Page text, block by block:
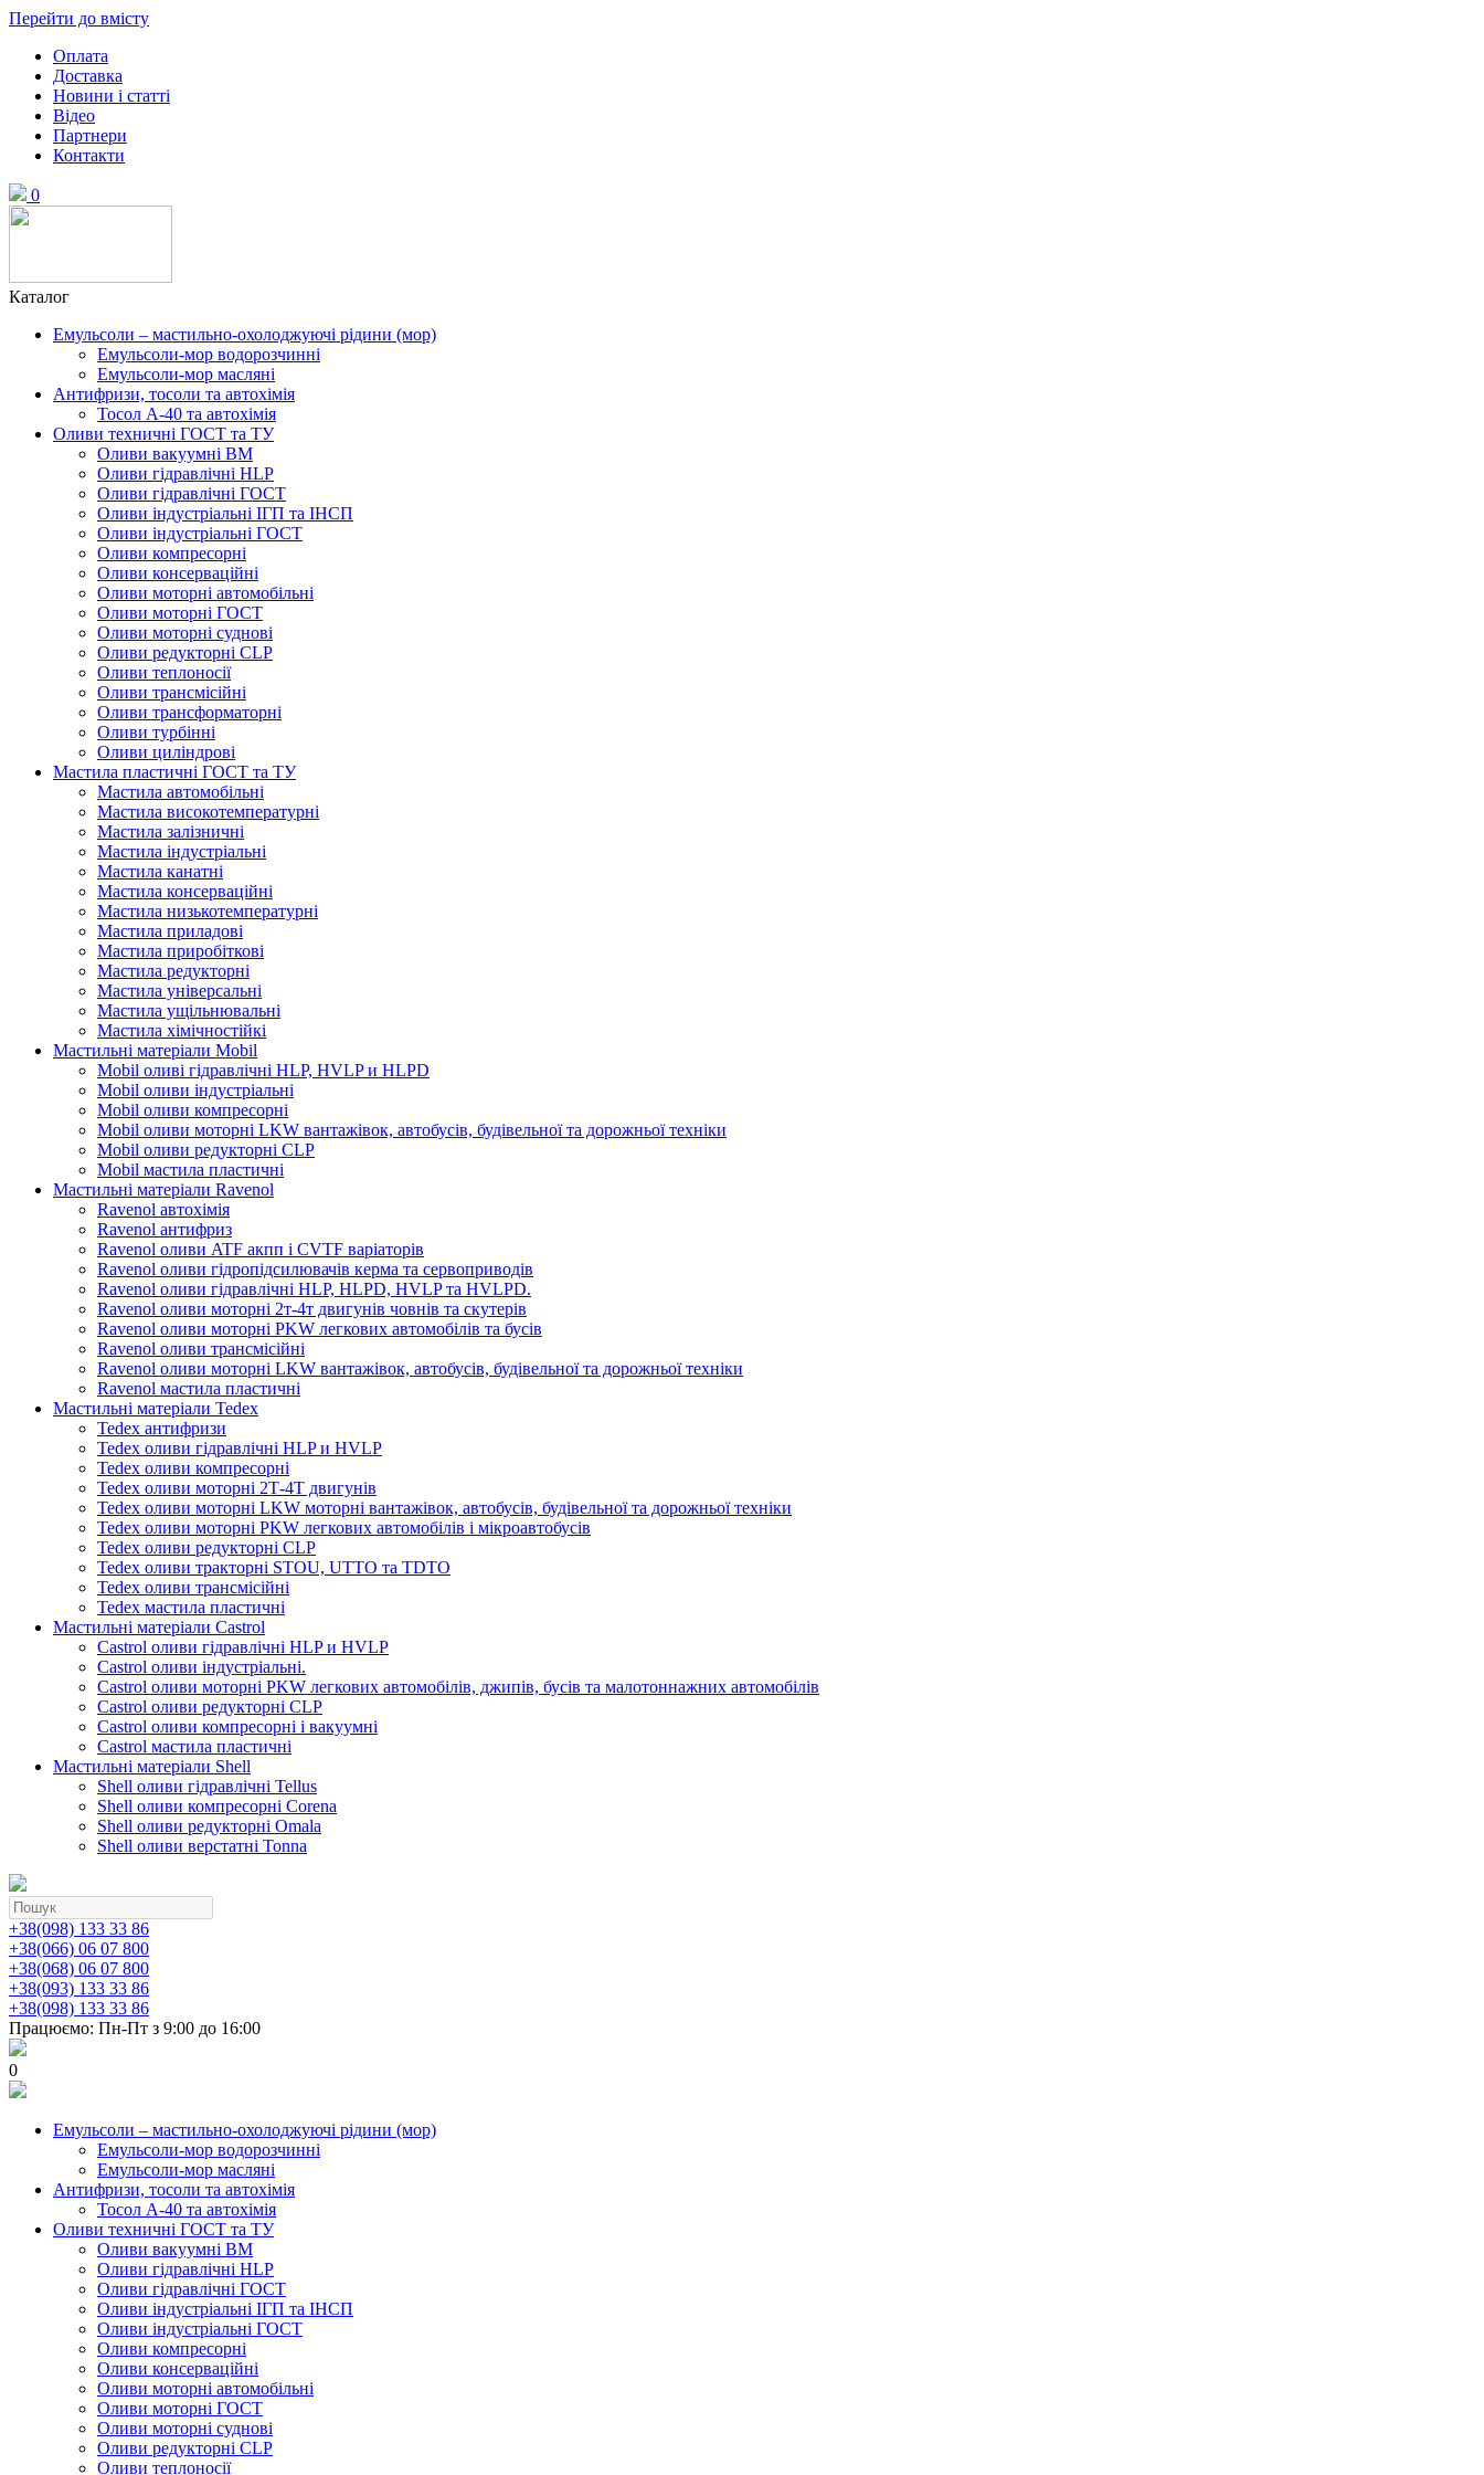
Перейти до вмісту
Оплата
Доставка
Новини і статті
Відео
Партнери
Контакти
0
Каталог
Емульсоли – мастильно-охолоджуючі рідини (мор)
Емульсоли-мор водорозчинні
Емульсоли-мор масляні
Антифризи, тосоли та автохімія
Тосол А-40 та автохімія
Оливи техничні ГОСТ та ТУ
Оливи вакуумні ВМ
Оливи гідравлічні HLP
Оливи гідравлічні ГОСТ
Оливи індустріальні ІГП та ІНСП
Оливи індустріальні ГОСТ
Оливи компресорні
Оливи консерваційні
Оливи моторні автомобільні
Оливи моторні ГОСТ
Оливи моторні суднові
Оливи редукторні CLP
Оливи теплоносії
Оливи трансмісійні
Оливи трансформаторні
Оливи турбінні
Оливи циліндрові
Мастила пластичні ГОСТ та ТУ
Мастила автомобільні
Мастила високотемпературні
Мастила залізничні
Мастила індустріальні
Мастила канатні
Мастила консерваційні
Мастила низькотемпературні
Мастила приладові
Мастила приробіткові
Мастила редукторні
Мастила універсальні
Мастила ущільнювальні
Мастила хімічностійкі
Мастильні матеріали Mobil
Mobil оливі гідравлічні HLP, HVLP и HLPD
Mobil оливи індустріальні
Mobil оливи компресорні
Mobil оливи моторні LKW вантажівок, автобусів, будівельної та дорожньої техніки
Mobil оливи редукторні CLP
Mobil мастила пластичні
Мастильні матеріали Ravenol
Ravenol автохімія
Ravenol антифриз
Ravenol оливи ATF акпп і CVTF варіаторів
Ravenol оливи гідропідсилювачів керма та сервоприводів
Ravenol оливи гідравлічні HLP, HLPD, HVLP та HVLPD.
Ravenol оливи моторні 2т-4т двигунів човнів та скутерів
Ravenol оливи моторні PKW легкових автомобілів та бусів
Ravenol оливи трансмісійні
Ravenol оливи моторні LKW вантажівок, автобусів, будівельної та дорожньої техніки
Ravenol мастила пластичні
Мастильні матеріали Tedex
Tedex антифризи
Tedex оливи гідравлічні HLP и HVLP
Tedex оливи компресорні
Tedex оливи моторні 2Т-4Т двигунів
Tedex оливи моторні LKW моторні вантажівок, автобусів, будівельної та дорожньої техніки
Tedex оливи моторні PKW легкових автомобілів і мікроавтобусів
Tedex оливи редукторні CLP
Tedex оливи тракторні STOU, UTTO та TDTO
Tedex оливи трансмісійні
Tedex мастила пластичні
Мастильні матеріали Castrol
Castrol оливи гідравлічні HLP и HVLP
Castrol оливи індустріальні.
Castrol оливи моторні PKW легкових автомобілів, джипів, бусів та малотоннажних автомобілів
Castrol оливи редукторні CLP
Castrol оливи компресорні і вакуумні
Castrol мастила пластичні
Мастильні матеріали Shell
Shell оливи гідравлічні Tellus
Shell оливи компресорні Corena
Shell оливи редукторні Omala
Shell оливи верстатні Tonna
+38(098) 133 33 86
+38(066) 06 07 800
+38(068) 06 07 800
+38(093) 133 33 86
+38(098) 133 33 86
Працюємо: Пн-Пт з 9:00 до 16:00
0
Емульсоли – мастильно-охолоджуючі рідини (мор)
Емульсоли-мор водорозчинні
Емульсоли-мор масляні
Антифризи, тосоли та автохімія
Тосол А-40 та автохімія
Оливи техничні ГОСТ та ТУ
Оливи вакуумні ВМ
Оливи гідравлічні HLP
Оливи гідравлічні ГОСТ
Оливи індустріальні ІГП та ІНСП
Оливи індустріальні ГОСТ
Оливи компресорні
Оливи консерваційні
Оливи моторні автомобільні
Оливи моторні ГОСТ
Оливи моторні суднові
Оливи редукторні CLP
Оливи теплоносії